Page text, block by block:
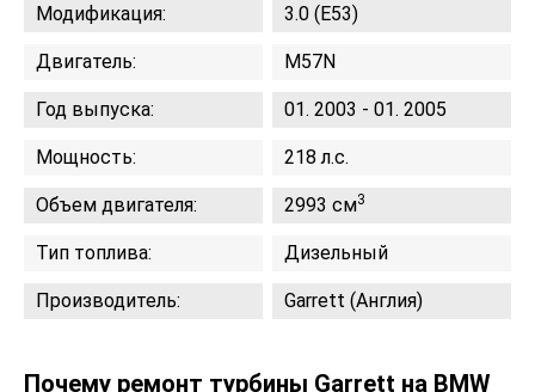
Модификация: 3.0 (E53)
Двигатель: M57N
Год выпуска: 01. 2003 - 01. 2005
Мощность: 218 л.с.
Объем двигателя: 2993 см3
Тип топлива: Дизельный
Производитель: Garrett (Англия)
Почему ремонт турбины Garrett на BMW